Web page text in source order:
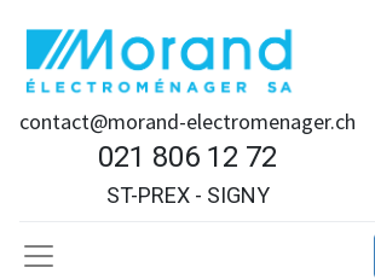
contact@morand-electromenager.ch
021 806 12 72
ST-PREX - SIGNY